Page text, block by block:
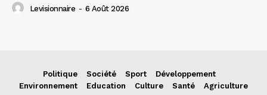
Levisionnaire - 6 Août 2026
Politique Société Sport
Développement
Environnement
Education Culture Santé Agriculture